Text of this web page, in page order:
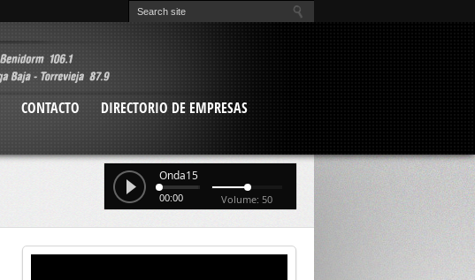
CONTACTO
DIRECTORIO DE EMPRESAS
Onda15
00:00 Volume: 50